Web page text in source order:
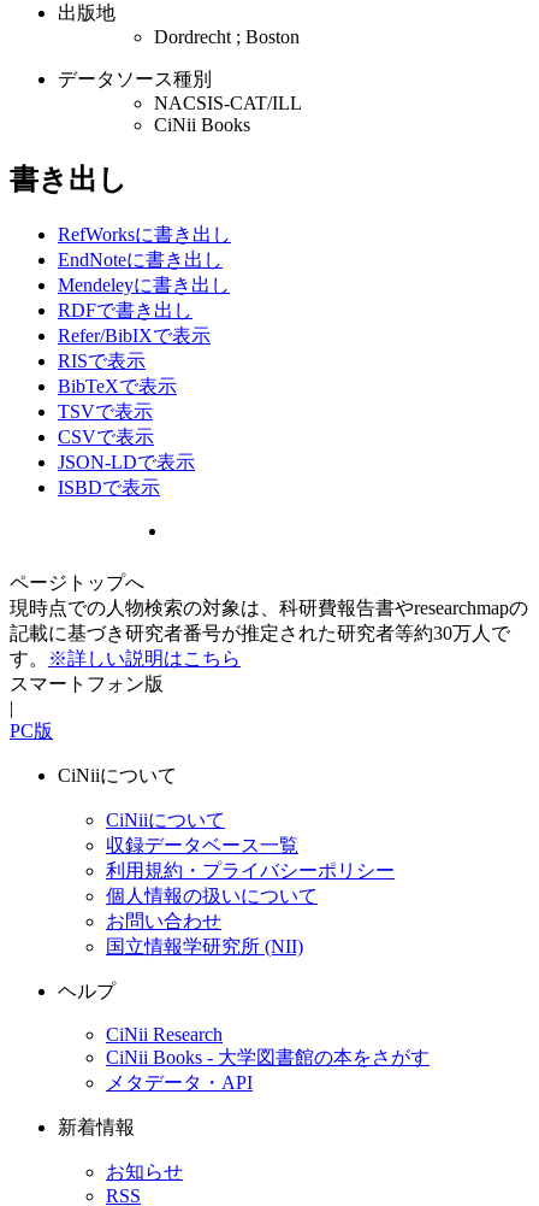
出版地
Dordrecht ; Boston
データソース種別
NACSIS-CAT/ILL
CiNii Books
書き出し
RefWorksに書き出し
EndNoteに書き出し
Mendeleyに書き出し
RDFで書き出し
Refer/BibIXで表示
RISで表示
BibTeXで表示
TSVで表示
CSVで表示
JSON-LDで表示
ISBDで表示
ページトップへ
現時点での人物検索の対象は、科研費報告書やresearchmapの
記載に基づき研究者番号が推定された研究者等約30万人で
す。
※詳しい説明はこちら
スマートフォン版
|
PC版
CiNiiについて
CiNiiについて
収録データベース一覧
利用規約・プライバシーポリシー
個人情報の扱いについて
お問い合わせ
国立情報学研究所 (NII)
ヘルプ
CiNii Research
CiNii Books - 大学図書館の本をさがす
メタデータ・API
新着情報
お知らせ
RSS